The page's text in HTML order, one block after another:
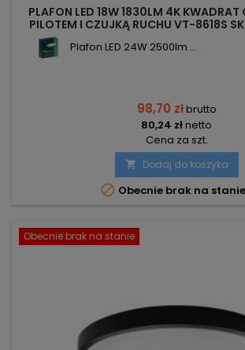
PLAFON LED 18W 1830LM 4K KWADRAT
PILOTEM I CZUJKĄ RUCHU VT-8618S
Plafon LED 24W 2500lm ...
98,70 złbrutto
80,24 złnetto
Cena za szt.
 Dodaj do koszyka
 Obecnie brak na stanie
Obecnie brak na stanie